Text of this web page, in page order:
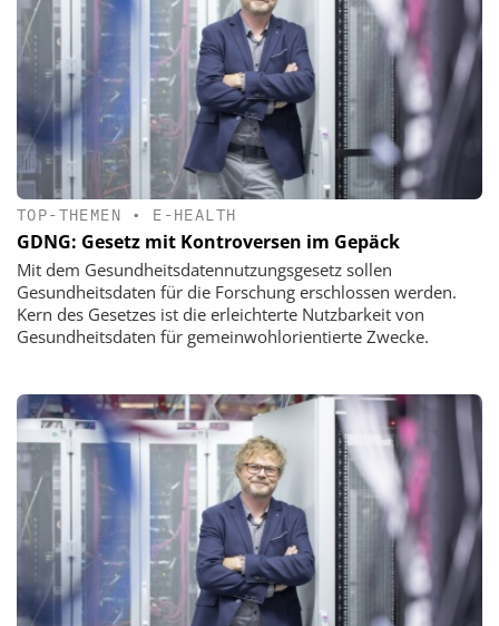
TOP-THEMEN • E-HEALTH
GDNG: Gesetz mit Kontroversen im Gepäck
Mit dem Gesundheitsdatennutzungsgesetz sollen
Gesundheitsdaten für die Forschung erschlossen werden.
Kern des Gesetzes ist die erleichterte Nutzbarkeit von
Gesundheitsdaten für gemeinwohlorientierte Zwecke.